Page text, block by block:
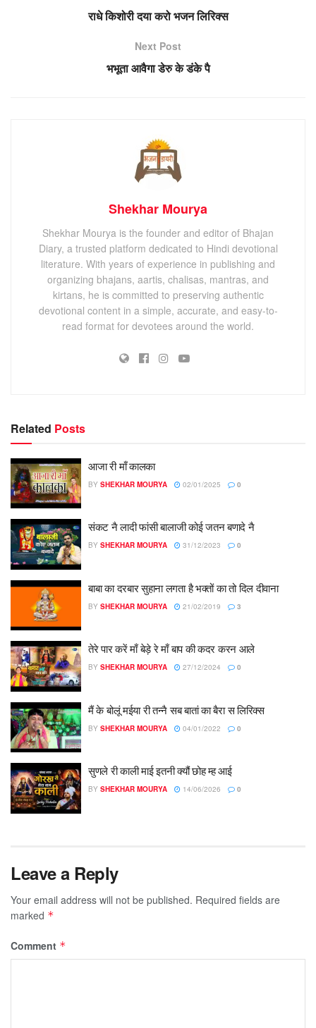
राधे किशोरी दया करो भजन लिरिक्स
Next Post
भभूता आवैगा डेरु के डंके पै
Shekhar Mourya
Shekhar Mourya is the founder and editor of Bhajan
Diary, a trusted platform dedicated to Hindi devotional
literature. With years of experience in publishing and
organizing bhajans, aartis, chalisas, mantras, and
kirtans, he is committed to preserving authentic
devotional content in a simple, accurate, and easy-to-
read format for devotees around the world.
Related Posts
आजा री माँ कालका
BY SHEKHAR MOURYA 02/01/2025 0
संकट नै लादी फांसी बालाजी कोई जतन बणादे नै
BY SHEKHAR MOURYA 31/12/2023 0
बाबा का दरबार सुहाना लगता है भक्तों का तो दिल दीवाना
BY SHEKHAR MOURYA 21/02/2019 3
तेरे पार करें माँ बेड़े रे माँ बाप की कदर करन आले
BY SHEKHAR MOURYA 27/12/2024 0
मैं के बोलूं मईया री तन्नै सब बातां का बैरा स लिरिक्स
BY SHEKHAR MOURYA 04/01/2022 0
सुणले री काली माई इतनी क्यौं छोह म्ह आई
BY SHEKHAR MOURYA 14/06/2026 0
Leave a Reply
Your email address will not be published. Required fields are
marked *
Comment *